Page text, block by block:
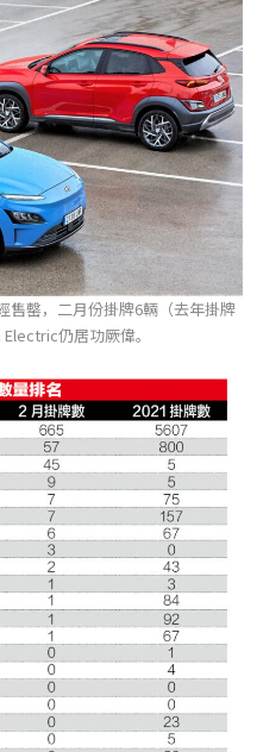
售罄，二月份掛牌6輛（去年掛牌
仍居功厥偉。